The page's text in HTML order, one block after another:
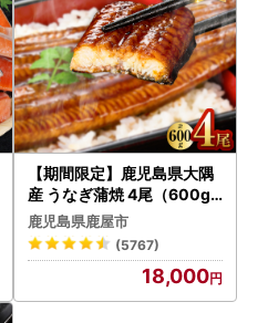
【期間限定】鹿児島県大隅
産 うなぎ蒲焼 4尾（600g
） KN007-004-04-cp18
うなぎ 鰻 魚 惣菜 総菜
鹿児島県鹿屋市
(5767)
18,000